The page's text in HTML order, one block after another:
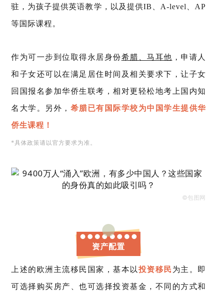
驻，为孩子提供英语教学，以及提供IB、A-level、AP
等国际课程。
作为可一步到位取得永居身份希腊、马耳他 ，申请人
和子女还可以在满足居住时间及相关要求下，让子女
回国报名参加华侨生联考，相对更轻松地考上国内知
名大学。另外， 希腊已有国际学校为中国学生提供华
侨生课程！
*具体政策请以官方要求为准。
©包图网
资产配置
上述的欧洲主流移民国家，基本以 投资移民 为主。即
可选择购买房产、也可选择投资基金，不同的方式和